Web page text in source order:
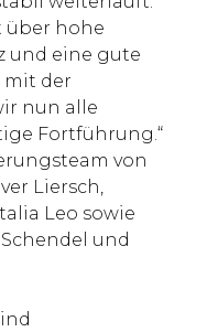
über hohe
und eine gute
mit der
nun alle
Fortführung.“
von
Liersch,
Leo sowie
und